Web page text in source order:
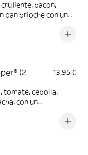
bacon,
pan brioche con un
(2
13,95 €
tomate, cebolla,
con un